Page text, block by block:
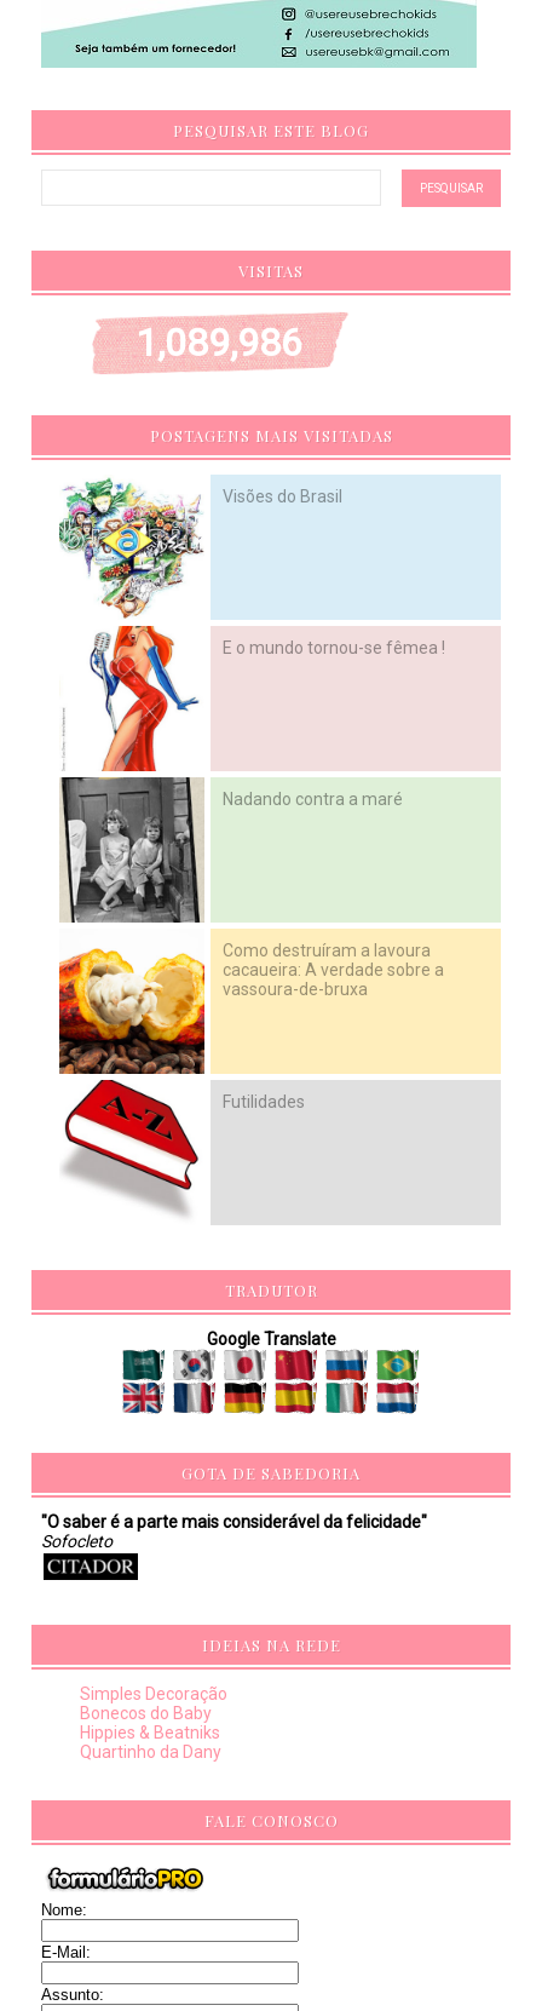
PESQUISAR ESTE BLOG
VISITAS
1,089,986
POSTAGENS MAIS VISITADAS
Visões do Brasil
E o mundo tornou-se fêmea !
Nadando contra a maré
Como destruíram a lavoura
cacaueira: A verdade sobre a
vassoura-de-bruxa
Futilidades
TRADUTOR
Google Translate
GOTA DE SABEDORIA
"O saber é a parte mais considerável da felicidade"
Sofocleto
IDEIAS NA REDE
Simples Decoração
Bonecos do Baby
Hippies & Beatniks
Quartinho da Dany
FALE CONOSCO
Nome:
E-Mail:
Assunto: